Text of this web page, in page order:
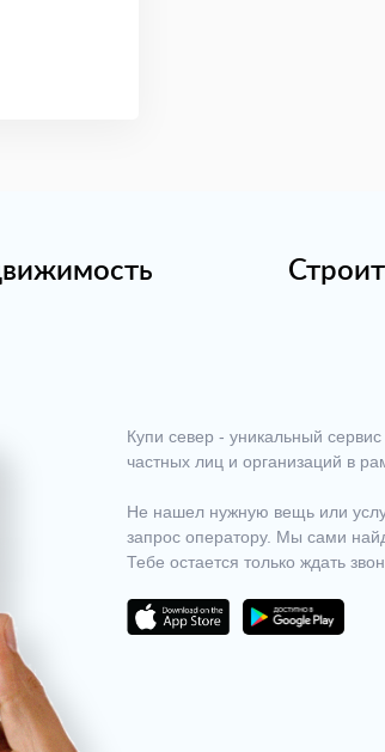
Купи север - уникальный
частных лиц и организаций в
Не нашел нужную вещь или
запрос оператору. Мы сами
Тебе остается только ждать